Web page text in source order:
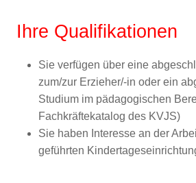
Ihre Qualifikationen
Sie verfügen über eine
zum/zur Erzieher/-in oder ein
Studium im pädagogischen
Fachkräftekatalog des KVJS)
Sie haben Interesse an der
geführten